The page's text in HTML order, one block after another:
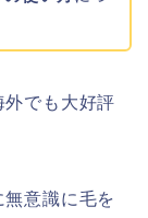
外でも大好評
意識に毛を